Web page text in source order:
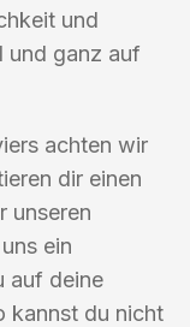
und
und ganz auf
achten wir
dir einen
unseren
ein
auf deine
kannst du nicht